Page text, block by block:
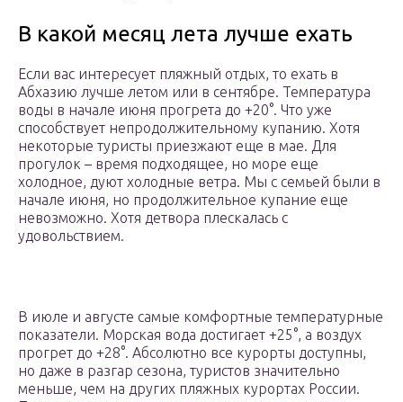
В какой месяц лета лучше ехать
Если вас интересует пляжный отдых, то ехать в
Абхазию лучше летом или в сентябре. Температура
воды в начале июня прогрета до +20°. Что уже
способствует непродолжительному купанию. Хотя
некоторые туристы приезжают еще в мае. Для
прогулок – время подходящее, но море еще
холодное, дуют холодные ветра. Мы с семьей были в
начале июня, но продолжительное купание еще
невозможно. Хотя детвора плескалась с
удовольствием.
В июле и августе самые комфортные температурные
показатели. Морская вода достигает +25°, а воздух
прогрет до +28°. Абсолютно все курорты доступны,
но даже в разгар сезона, туристов значительно
меньше, чем на других пляжных курортах России.